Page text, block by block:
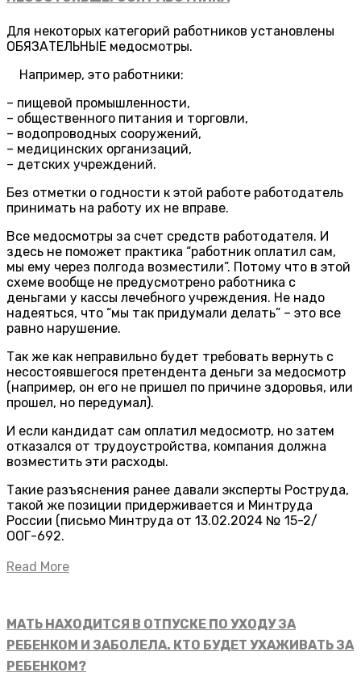
Для некоторых категорий работников установлены
ОБЯЗАТЕЛЬНЫЕ медосмотры.
Например, это работники:
– пищевой промышленности,
– общественного питания и торговли,
– водопроводных сооружений,
– медицинских организаций,
– детских учреждений.
Без отметки о годности к этой работе работодатель
принимать на работу их не вправе.
Все медосмотры за счет средств работодателя. И
здесь не поможет практика “работник оплатил сам,
мы ему через полгода возместили”. Потому что в этой
схеме вообще не предусмотрено работника с
деньгами у кассы лечебного учреждения. Не надо
надеяться, что “мы так придумали делать” – это все
равно нарушение.
Так же как неправильно будет требовать вернуть с
несостоявшегося претендента деньги за медосмотр
(например, он его не пришел по причине здоровья, или
прошел, но передумал).
И если кандидат сам оплатил медосмотр, но затем
отказался от трудоустройства, компания должна
возместить эти расходы.
Такие разъяснения ранее давали эксперты Роструда,
такой же позиции придерживается и Минтруда
России (письмо Минтруда от 13.02.2024 № 15-2/
ООГ-692.
Read More
МАТЬ НАХОДИТСЯ В ОТПУСКЕ ПО УХОДУ ЗА
РЕБЕНКОМ И ЗАБОЛЕЛА. КТО БУДЕТ УХАЖИВАТЬ ЗА
РЕБЕНКОМ?